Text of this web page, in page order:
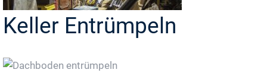
Keller Entrümpeln